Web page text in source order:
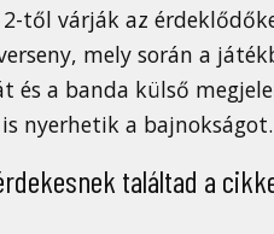
től várják az
mely során a
és a banda külső
nyerhetik a
találtad a